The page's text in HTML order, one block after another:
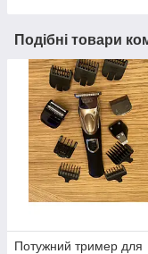
Подібні товари
Потужний тример для